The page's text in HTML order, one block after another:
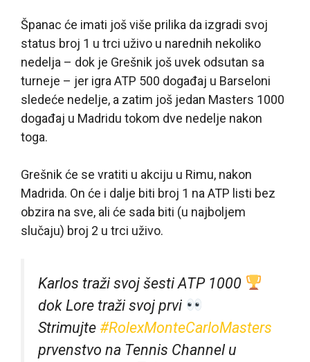
Španac će imati još više prilika da izgradi svoj
status broj 1 u trci uživo u narednih nekoliko
nedelja – dok je Grešnik još uvek odsutan sa
turneje – jer igra ATP 500 događaj u Barseloni
sledeće nedelje, a zatim još jedan Masters 1000
događaj u Madridu tokom dve nedelje nakon
toga.
Grešnik će se vratiti u akciju u Rimu, nakon
Madrida. On će i dalje biti broj 1 na ATP listi bez
obzira na sve, ali će sada biti (u najboljem
slučaju) broj 2 u trci uživo.
Karlos traži svoj šesti ATP 1000
dok Lore traži svoj prvi
Strimujte #RolexMonteCarloMasters
prvenstvo na Tennis Channel u